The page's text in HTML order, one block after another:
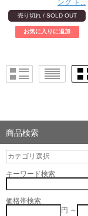
ング ト...
売り切れ / SOLD OUT
商品検索
キーワード検索
価格帯検索
円 ～